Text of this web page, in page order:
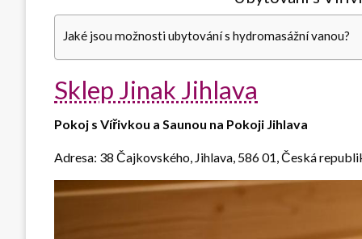
Jaké jsou možnosti ubytování s hydromasážní vanou?
Sklep Jinak Jihlava
Pokoj s Vířivkou a Saunou na Pokoji Jihlava
Adresa: 38 Čajkovského, Jihlava, 586 01, Česká